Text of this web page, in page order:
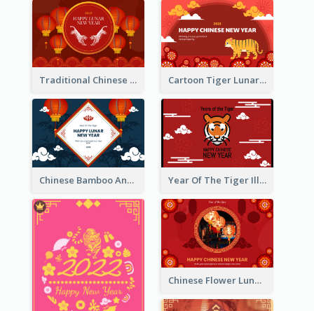
Traditional Chinese New Year Celebration Greeting Card Cartoon Tiger Lunar New Year Greeting Card
Chinese Bamboo And Lanterns New Year Greeting Card Year Of The Tiger Illustration Chinese New Year Greeting Card
Chinese Flower Lunar New Year Greeting Card